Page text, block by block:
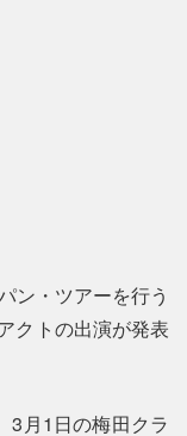
ン・ツアーを行う
クトの出演が発表
3月1日の梅田クラ